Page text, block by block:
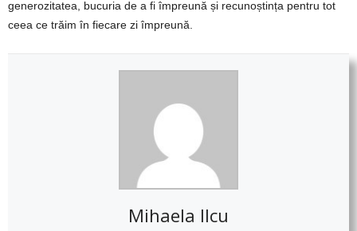
generozitatea, bucuria de a fi împreună și recunoștința pentru tot
ceea ce trăim în fiecare zi împreună.
Mihaela Ilcu